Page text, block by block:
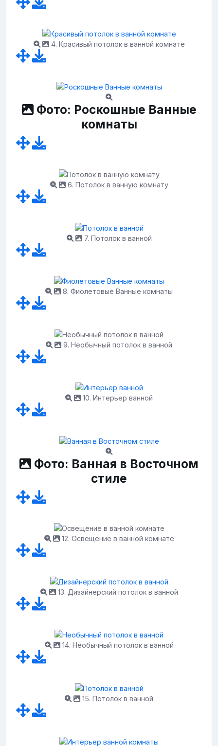
4. Красивый потолок в ванной комнате
Фото: Роскошные Ванные
комнаты
6. Потолок в ванную комнату
7. Потолок в ванной
8. Фиолетовые Ванные комнаты
9. Необычный потолок в ванной
10. Интерьер ванной
Фото: Ванная в Восточном
стиле
12. Освещение в ванной комнате
13. Дизайнерский потолок в ванной
14. Необычный потолок в ванной
15. Потолок в ванной